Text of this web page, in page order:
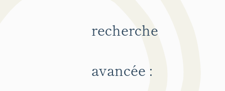
recherche
avancée :